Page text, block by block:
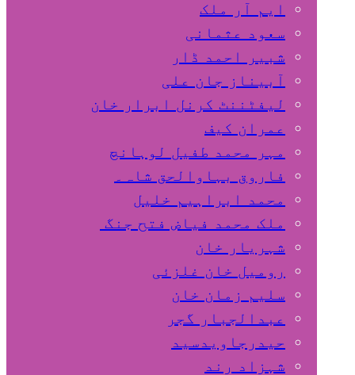
ایم آر ملک
سعود عثمانی
شبیر احمد ڈار
آبیناز جان علی
لیفٹننٹ کرنل ابرار خان
عمران کیف
مہر محمد طفیل لوہانچ
فاروق بہاوالحق شاہ۔
محمد ابراہیم خلیل
ملک محمد فیاض فتح جنگ
شہریار خان
رومیل خان غلزئی
سلیم زمان خان
عبدالجبار گجر
حیدرجاویدسید
شہزاد رند